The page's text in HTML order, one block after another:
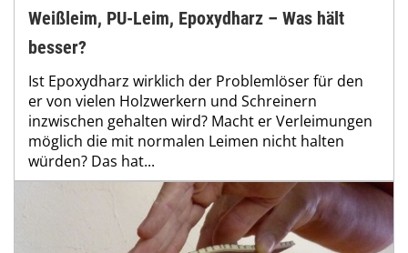
Weißleim, PU-Leim, Epoxydharz – Was hält
besser?
Ist Epoxydharz wirklich der Problemlöser für den
er von vielen Holzwerkern und Schreinern
inzwischen gehalten wird? Macht er Verleimungen
möglich die mit normalen Leimen nicht halten
würden? Das hat...